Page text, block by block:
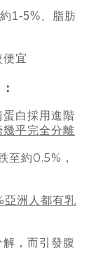
1-5%、脂肪
宜
：
蛋白採用進階
乎完全分離
至約0.5% ，
亞洲人都有乳
，而引發腹